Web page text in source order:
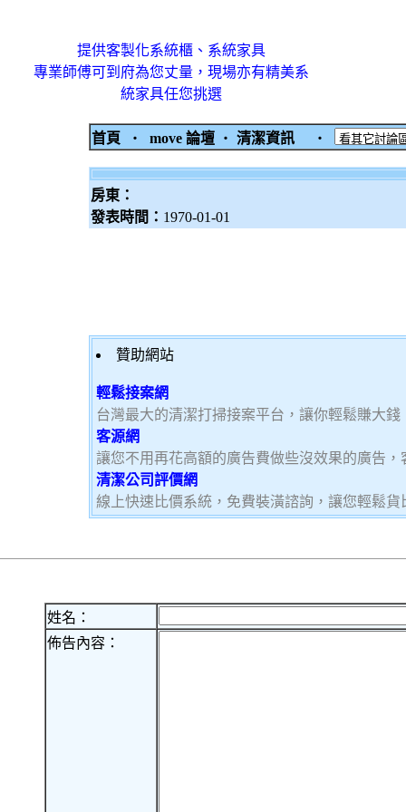
提供客製化系統櫃、系統家具
專業師傅可到府為您丈量，現場亦有精美系
統家具任您挑選
首頁 ‧ move 論壇 ‧ 清潔資訊 ‧
房東：
發表時間： 1970-01-01
贊助網站
輕鬆接案網
台灣最大的清潔打掃接案平台，讓你輕鬆賺大
客源網
讓您不用再花高額的廣告費做些沒效果的廣告
清潔公司評價網
線上快速比價系統，免費裝潢諮詢，讓您輕鬆貨
姓名：
佈告內容：